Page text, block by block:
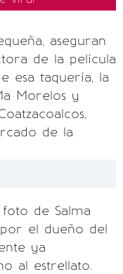
aseguran
de la película
esa taquería, la
Morelos y
de la
de Salma
el dueño del
ya
al estrellato.